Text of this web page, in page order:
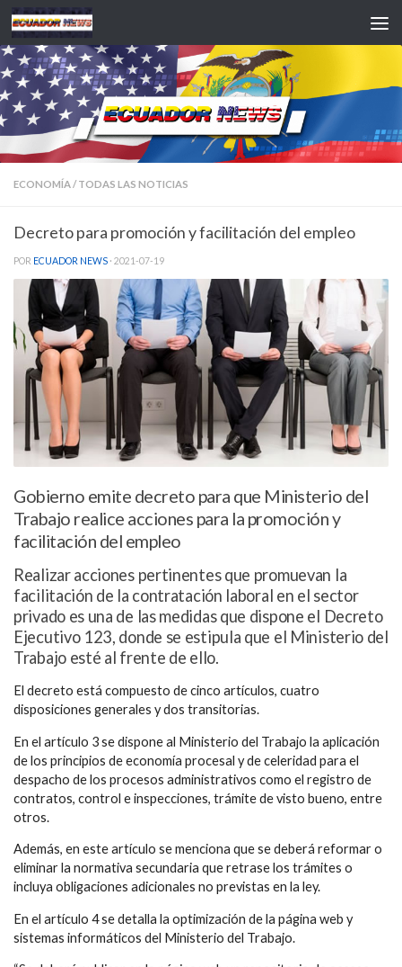
Saltar al contenido
ECONOMÍA/ TODAS LAS NOTICIAS
Decreto para promoción y facilitación del empleo
POR ECUADOR NEWS · 2021-07-19
Gobierno emite decreto para que Ministerio del
Trabajo realice acciones para la promoción y
facilitación del empleo
Realizar acciones pertinentes que promuevan la
facilitación de la contratación laboral en el sector
privado es una de las medidas que dispone el Decreto
Ejecutivo 123, donde se estipula que el Ministerio del
Trabajo esté al frente de ello.
El decreto está compuesto de cinco artículos, cuatro
disposiciones generales y dos transitorias.
En el artículo 3 se dispone al Ministerio del Trabajo la aplicación
de los principios de economía procesal y de celeridad para el
despacho de los procesos administrativos como el registro de
contratos, control e inspecciones, trámite de visto bueno, entre
otros.
Además, en este artículo se menciona que se deberá reformar o
eliminar la normativa secundaria que retrase los trámites o
incluya obligaciones adicionales no previstas en la ley.
En el artículo 4 se detalla la optimización de la página web y
sistemas informáticos del Ministerio del Trabajo.